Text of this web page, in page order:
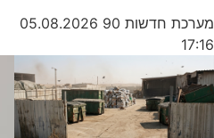
מערכת חדשות 90
05.08.2026
17:16